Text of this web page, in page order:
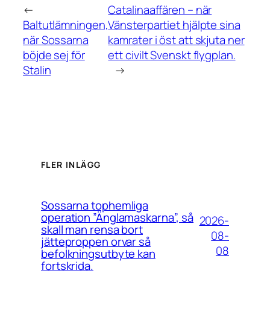
←
Baltutlämningen,
när Sossarna
böjde sej för
Stalin
Catalinaaffären – när
Vänsterpartiet hjälpte sina
kamrater i öst att skjuta ner
ett civilt Svenskt flygplan.
→
FLER INLÄGG
Sossarna tophemliga
operation ”Änglamaskarna”, så
skall man rensa bort
jätteproppen orvar så
befolkningsutbyte kan
fortskrida.
2026-
08-
08